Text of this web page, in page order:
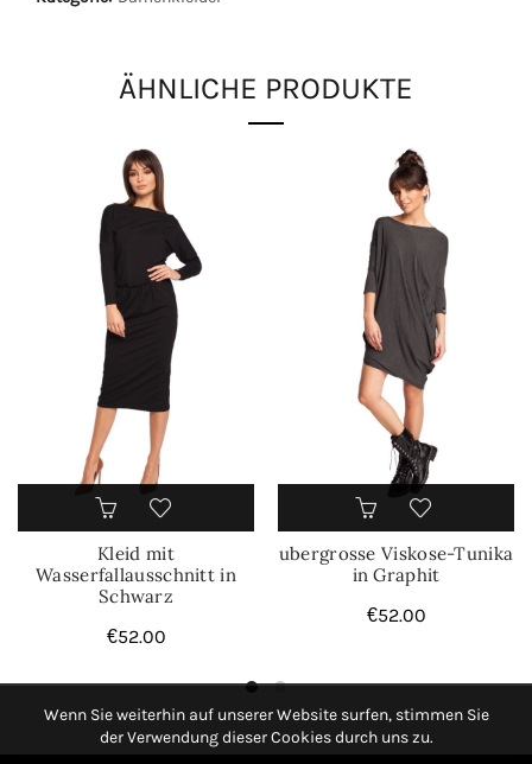
ÄHNLICHE PRODUKTE
Kleid mit
Wasserfallausschnitt in
Schwarz
€52.00
ubergrosse Viskose-Tunika
in Graphit
€52.00
Wenn Sie weiterhin auf unserer Website surfen, stimmen Sie
der Verwendung dieser Cookies durch uns zu.